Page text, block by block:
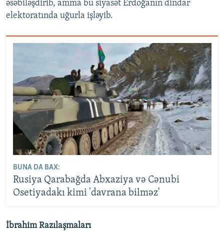
əsəbiləşdirib, amma bu siyasət Erdoğanın dindar
elektoratında uğurla işləyib.
BUNA DA BAX:
Rusiya Qarabağda Abxaziya və Cənubi
Osetiyadakı kimi 'davrana bilməz'
İbrahim Razılaşmaları